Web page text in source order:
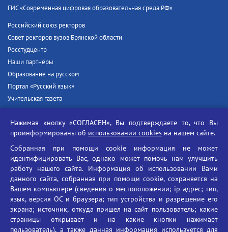
ГИС «Современная цифровая образовательная среда РФ»
Российский союз ректоров
Совет ректоров вузов Брянской области
Росстудцентр
Наши партнёры
Образование на русском
Портал «Русский язык»
Учительская газета
Единый портал государственных услуг
Противодействие угрозам информационной безопасности
Социальные ролики - Генеральная прокуратура РФ
Противодействие коррупции
БГУ против наркотиков
Брянский государственный университет
имени академика И.Г. Петровского
Нажимая кнопку «СОГЛАСЕН», Вы подтверждаете то, что Вы
проинформированы об использовании cookies на нашем сайте.
Собранная при помощи cookie информация не может
идентифицировать Вас, однако может помочь нам улучшить
работу нашего сайта. Информация об использовании Вами
данного сайта, собранная при помощи cookie, сохраняется на
Вашем компьютере (сведения о местоположении; ip-адрес; тип,
язык, версия ОС и браузера; тип устройства и разрешение его
экрана; источник, откуда пришел на сайт пользователь; какие
страницы открывает и на какие кнопки нажимает
пользователь), а также данная информация используется для